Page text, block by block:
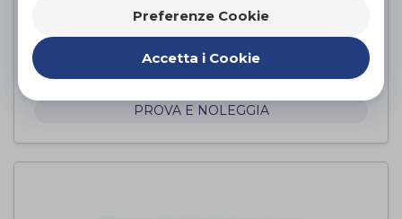
MAG 2000 PLUS
di
PROVA E NOLEGGIA
Preferenze Cookie
Accetta i Cookie